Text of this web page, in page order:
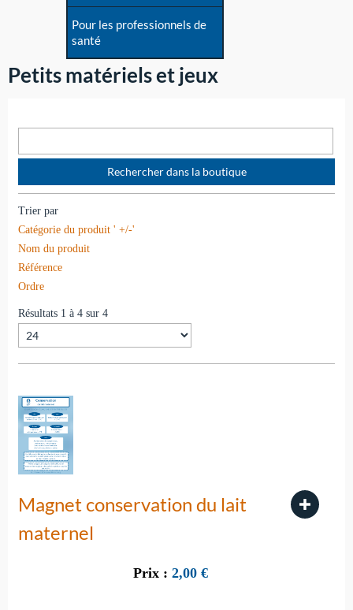
Pour les professionnels de
santé
Petits matériels et jeux
Trier par
Catégorie du produit ' +/-'
Nom du produit
Référence
Ordre
Résultats 1 à 4 sur 4
Magnet conservation du lait
maternel
Prix : 2,00 €